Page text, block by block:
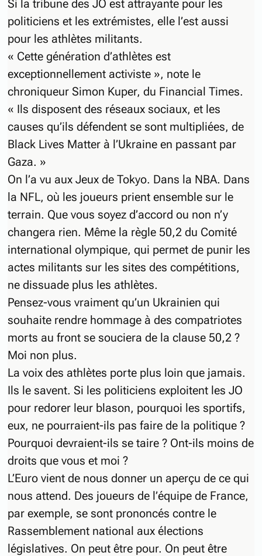
Si la tribune des JO est attrayante pour les
politiciens et les extrémistes, elle l’est aussi
pour les athlètes militants.
« Cette génération d’athlètes est
exceptionnellement activiste », note le
chroniqueur Simon Kuper, du Financial Times.
« Ils disposent des réseaux sociaux, et les
causes qu’ils défendent se sont multipliées, de
Black Lives Matter à l’Ukraine en passant par
Gaza. »
On l’a vu aux Jeux de Tokyo. Dans la NBA. Dans
la NFL, où les joueurs prient ensemble sur le
terrain. Que vous soyez d’accord ou non n’y
changera rien. Même la règle 50,2 du Comité
international olympique, qui permet de punir les
actes militants sur les sites des compétitions,
ne dissuade plus les athlètes.
Pensez-vous vraiment qu’un Ukrainien qui
souhaite rendre hommage à des compatriotes
morts au front se souciera de la clause 50,2 ?
Moi non plus.
La voix des athlètes porte plus loin que jamais.
Ils le savent. Si les politiciens exploitent les JO
pour redorer leur blason, pourquoi les sportifs,
eux, ne pourraient-ils pas faire de la politique ?
Pourquoi devraient-ils se taire ? Ont-ils moins de
droits que vous et moi ?
L’Euro vient de nous donner un aperçu de ce qui
nous attend. Des joueurs de l’équipe de France,
par exemple, se sont prononcés contre le
Rassemblement national aux élections
législatives. On peut être pour. On peut être